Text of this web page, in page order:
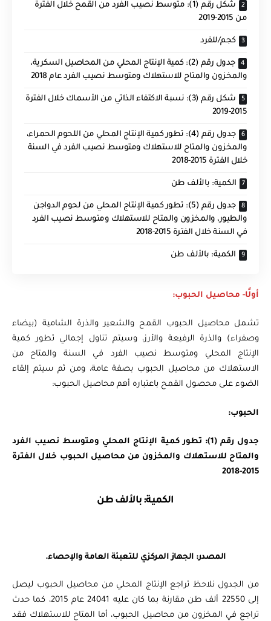
شكل رقم (1): متوسط نصيب الفرد من القمح خلال الفترة
من 2015-2019
كجم/للفرد
جدول رقم (2): كمية الإنتاج المحلي من المحاصيل السكرية،
والمخزون والمتاح للاستهلاك ومتوسط نصيب الفرد عام 2018
شكل رقم (3): نسبة الاكتفاء الذاتي من الأسماك خلال الفترة
2015-2019
جدول رقم (4): تطور كمية الإنتاج المحلي من اللحوم الحمراء،
والمخزون والمتاح للاستهلاك ومتوسط نصيب الفرد في السنة
خلال الفترة 2015-2018
الكمية: بالألف طن
جدول رقم (5): تطور كمية الإنتاج المحلي من لحوم الدواجن
والطيور، والمخزون والمتاح للاستهلاك ومتوسط نصيب الفرد
في السنة خلال الفترة 2015-2018
الكمية: بالألف طن
أولًا- محاصيل الحبوب:
تشمل محاصيل الحبوب القمح والشعير والذرة الشامية (بيضاء
وصفراء) والذرة الرفيعة والأرز، وسيتم تناول إجمالي تطور كمية
الإنتاج المحلي ومتوسط نصيب الفرد في السنة والمتاح من
الاستهلاك من محاصيل الحبوب بصفة عامة، ومن ثم سيتم إلقاء
الضوء على محصول القمح باعتباره أهم محاصيل الحبوب:
الحبوب:
جدول رقم (1): تطور كمية الإنتاج المحلي ومتوسط نصيب الفرد
والمتاح للاستهلاك والمخزون من محاصيل الحبوب خلال الفترة
2015-2018
الكمية: بالألف طن
المصدر: الجهاز المركزي للتعبئة العامة والإحصاء.
من الجدول نلاحظ تراجع الإنتاج المحلي من محاصيل الحبوب ليصل
إلى 22550 ألف طن مقارنة بما كان عليه 24041 عام 2015، كما حدث
تراجع في المخزون من محاصيل الحبوب، أما المتاح للاستهلاك فقد